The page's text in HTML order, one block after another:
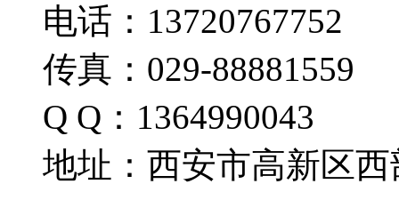
电话：13720767752
传真：029-88881559
Q Q：1364990043
地址：西安市高新区西